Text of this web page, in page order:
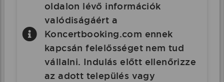
oldalon lévő információk
valódiságáért a
Koncertbooking.com ennek
kapcsán felelősséget nem tud
vállalni. Indulás előtt ellenőrizze
az adott település vagy